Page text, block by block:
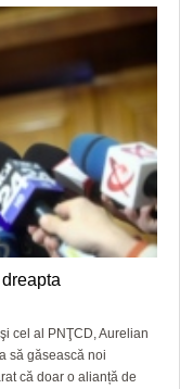
cel al PNŢCD, Aurelian
să găsească noi
că doar o alianță de